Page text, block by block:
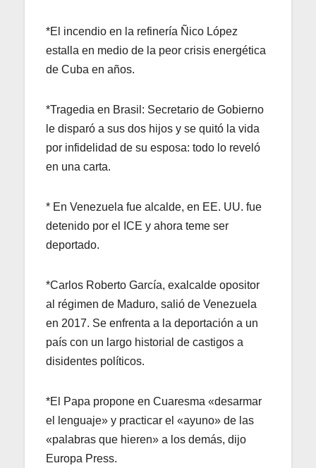
*El incendio en la refinería Ñico López
estalla en medio de la peor crisis energética
de Cuba en años.
*Tragedia en Brasil: Secretario de Gobierno
le disparó a sus dos hijos y se quitó la vida
por infidelidad de su esposa: todo lo reveló
en una carta.
* En Venezuela fue alcalde, en EE. UU. fue
detenido por el ICE y ahora teme ser
deportado.
*Carlos Roberto García, exalcalde opositor
al régimen de Maduro, salió de Venezuela
en 2017. Se enfrenta a la deportación a un
país con un largo historial de castigos a
disidentes políticos.
*El Papa propone en Cuaresma «desarmar
el lenguaje» y practicar el «ayuno» de las
«palabras que hieren» a los demás, dijo
Europa Press.